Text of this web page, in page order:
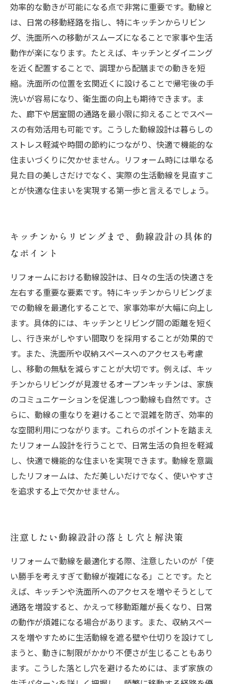
効率的な動きが可能になる点で非常に重要です。動線と
は、日常の移動経路を指し、特にキッチンからリビン
グ、洗面所への移動がスムーズになることで家事や生活
動作が楽になります。たとえば、キッチンとダイニング
を近く配置することで、調理から配膳までの動きを短
縮。洗面所の位置を玄関近くに設けることで帰宅後の手
洗いが容易になり、衛生面の向上も期待できます。ま
た、廊下や居室間の通路を最小限に抑えることでスペー
スの有効活用も可能です。こうした動線設計は暮らしの
ストレス軽減や時間の節約につながり、快適で機能的な
住まいづくりに欠かせません。リフォーム時には単なる
見た目の美しさだけでなく、実際の生活動線を見直すこ
とが快適な住まいを実現する第一歩と言えるでしょう。
キッチンからリビングまで、動線設計の具体的
なポイント
リフォームにおける動線設計は、日々の生活の快適さを
左右する重要な要素です。特にキッチンからリビングま
での動線を最適化することで、家事効率が大幅に向上し
ます。具体的には、キッチンとリビング間の距離を短く
し、行き来がしやすい間取りを採用することが効果的で
す。また、洗面所や収納スペースへのアクセスも考慮
し、移動の無駄を減らすことが大切です。例えば、キッ
チンからリビングが見渡せるオープンキッチンは、家族
のコミュニケーションを促進しつつ動線も自然です。さ
らに、動線の重なりを避けることで混雑を防ぎ、効率的
な空間利用につながります。これらのポイントを踏まえ
たリフォーム設計を行うことで、日常生活の負担を軽減
し、快適で機能的な住まいを実現できます。動線を意識
したリフォームは、ただ美しいだけでなく、使いやすさ
を追求する上で欠かせません。
注意したい動線設計の落とし穴と解決策
リフォームで動線を最適化する際、注意したいのが「使
い勝手を考えすぎて動線が複雑になる」ことです。たと
えば、キッチンや洗面所へのアクセスを増やそうとして
通路を増設すると、かえって移動距離が長くなり、日常
の動作が煩雑になる場合があります。また、収納スペー
スを増やすために生活動線を遮る壁や仕切りを設けてし
まうと、動きに制限がかかり不便さが生じることもあり
ます。こうした落とし穴を避けるためには、まず家族の